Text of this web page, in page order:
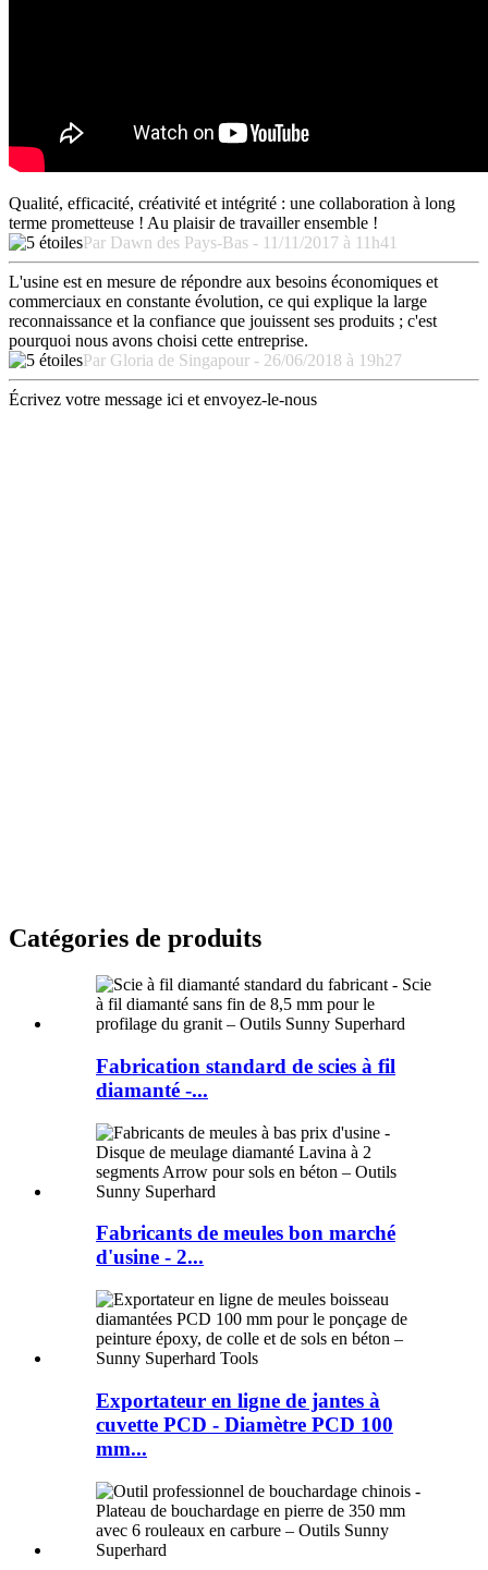
Qualité, efficacité, créativité et intégrité : une collaboration à long
terme prometteuse ! Au plaisir de travailler ensemble !
Par Dawn des Pays-Bas - 11/11/2017 à 11h41
L'usine est en mesure de répondre aux besoins économiques et
commerciaux en constante évolution, ce qui explique la large
reconnaissance et la confiance que jouissent ses produits ; c'est
pourquoi nous avons choisi cette entreprise.
Par Gloria de Singapour - 26/06/2018 à 19h27
Écrivez votre message ici et envoyez-le-nous
Catégories de produits
Fabrication standard de scies à fil
diamanté -...
Fabricants de meules bon marché
d'usine - 2...
Exportateur en ligne de jantes à
cuvette PCD - Diamètre PCD 100
mm...